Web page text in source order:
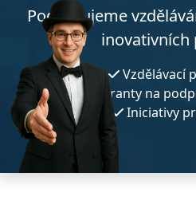
Podporujeme
inovativních
Vzdělávací
Granty na
Iniciativy